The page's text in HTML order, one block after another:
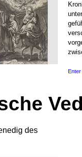
Enter
des